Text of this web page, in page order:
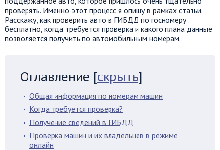
проверять. Именно этот процесс я опишу в рамках статьи.
Расскажу, как проверить авто в ГИБДД по госномеру
бесплатно, когда требуется проверка и какого плана данные
позволяется получить по автомобильным номерам.
Оглавление [скрыть]
Общая информация по номерам машин
Когда требуется проверка?
Получение сведений в ГИБДД
Проверка машин и их владельцев в режиме
онлайн